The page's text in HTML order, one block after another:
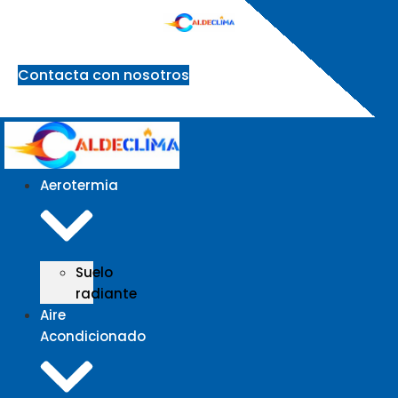
Contacta con nosotros
Aerotermia
Suelo
radiante
Aire
Acondicionado